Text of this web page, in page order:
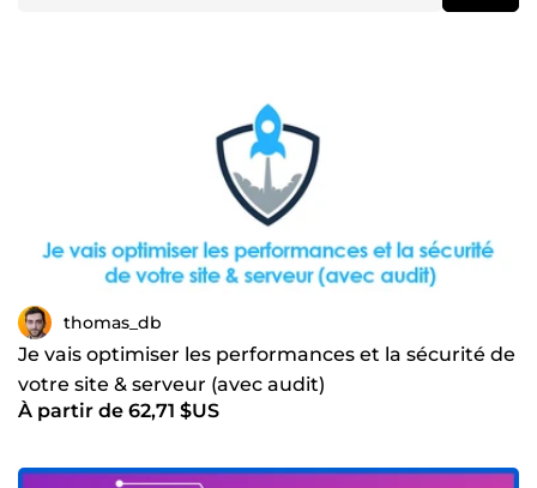
thomas_db
Je vais optimiser les performances et la sécurité de
votre site & serveur (avec audit)
À partir de 62,71 $US